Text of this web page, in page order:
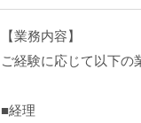
【業務内容】
ご経験に応じて以下の
■経理